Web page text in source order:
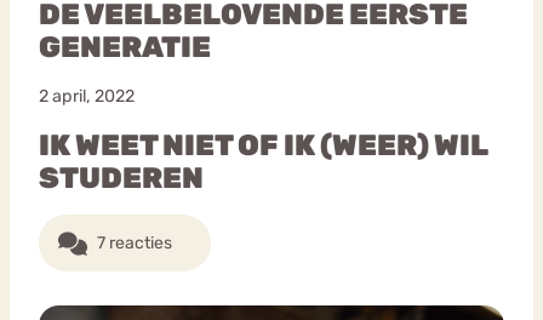
DE VEELBELOVENDE EERSTE
GENERATIE
2 april, 2022
IK WEET NIET OF IK (WEER) WIL
STUDEREN
7 reacties